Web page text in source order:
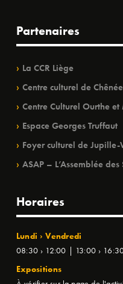
Partenaires
La CCR Liège
Centre culturel de Chênée
Centre Culturel Ourthe et
Espace Georges Truffaut
Foyer culturel de
ASAP – L’Assemblée
Horaires
Lundi › Vendredi
08:30 › 12:00 | 13:00 ›
Expositions